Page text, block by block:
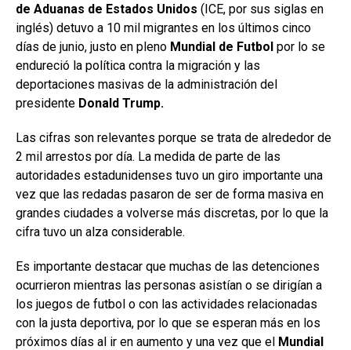
de Aduanas de Estados Unidos (ICE, por sus siglas en
inglés) detuvo a 10 mil migrantes en los últimos cinco
días de junio, justo en pleno Mundial de Futbol por lo se
endureció la política contra la migración y las
deportaciones masivas de la administración del
presidente Donald Trump.
Las cifras son relevantes porque se trata de alrededor de
2 mil arrestos por día. La medida de parte de las
autoridades estadunidenses tuvo un giro importante una
vez que las redadas pasaron de ser de forma masiva en
grandes ciudades a volverse más discretas, por lo que la
cifra tuvo un alza considerable.
Es importante destacar que muchas de las detenciones
ocurrieron mientras las personas asistían o se dirigían a
los juegos de futbol o con las actividades relacionadas
con la justa deportiva, por lo que se esperan más en los
próximos días al ir en aumento y una vez que el Mundial